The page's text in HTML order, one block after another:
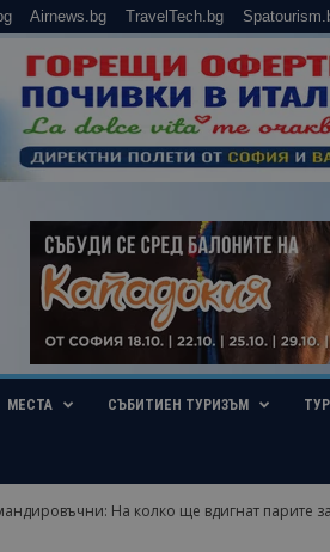
Airnews.bg TravelTech.bg
МЕСТА СЪБИТИЕН ТУРИЗЪМ
На колко ще вдигнат парите